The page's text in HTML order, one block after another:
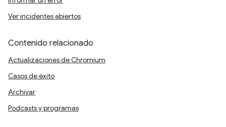
Ver incidentes abiertos
Contenido relacionado
Actualizaciones de Chromium
Casos de éxito
Archivar
Podcasts y programas